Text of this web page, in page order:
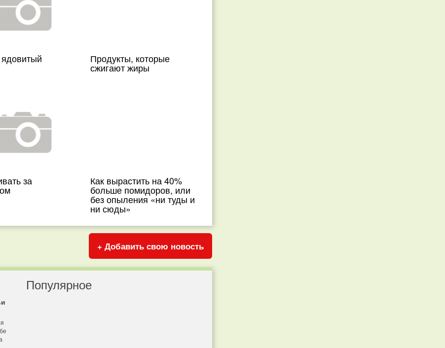
Продукты, которые
сжигают жиры
за Как вырастить на 40%
больше помидоров, или
без опыления «ни туды и
ни сюды»
+ Добавить свою новость
Популярное